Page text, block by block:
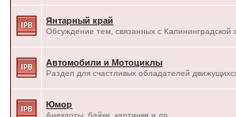
Янтарный край
Обсуждение тем, связанных с Калининградской
Автомобили и Мотоциклы
Раздел для счастливых обладателей
Юмор
Анекдоты, байки, картинки и др.